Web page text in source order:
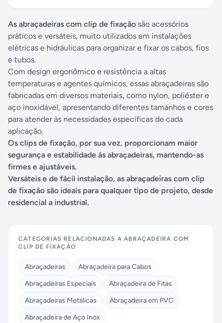
As abraçadeiras com clip de fixação são acessórios
práticos e versáteis, muito utilizados em instalações
elétricas e hidráulicas para organizar e fixar os cabos, fios
e tubos.
Com design ergonômico e resistência a altas
temperaturas e agentes químicos, essas abraçadeiras são
fabricadas em diversos materiais, como nylon, poliéster e
aço inoxidável, apresentando diferentes tamanhos e cores
para atender às necessidades específicas de cada
aplicação.
Os clips de fixação, por sua vez, proporcionam maior
segurança e estabilidade às abraçadeiras, mantendo-as
firmes e ajustáveis.
Versáteis e de fácil instalação, as abraçadeiras com clip
de fixação são ideais para qualquer tipo de projeto, desde
residencial a industrial.
CATEGORIAS RELACIONADAS AABRAÇADEIRA COM
CLIP DE FIXAÇÃO
Abraçadeiras
Abraçadeira para Cabos
Abraçadeiras Especiais
Abraçadeira de Fitas
Abraçadeiras Metálicas
Abraçadeira em PVC
Abraçadeira de Aço Inox